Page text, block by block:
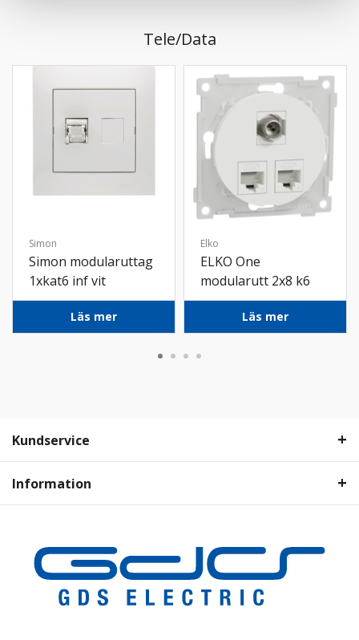
Tele/Data
Simon
Simon modularuttag
1xkat6 inf vit
Läs mer
Elko
ELKO One
modularutt 2x8 k6
UTP 1xF/IEC inf rv
Läs mer
Kundservice
Information